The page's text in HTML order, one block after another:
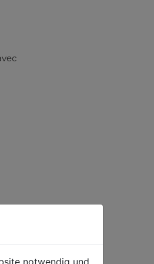
notwendig und